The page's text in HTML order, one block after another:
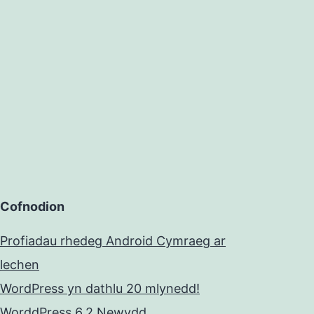
Cofnodion
Profiadau rhedeg Android Cymraeg ar
lechen
WordPress yn dathlu 20 mlynedd!